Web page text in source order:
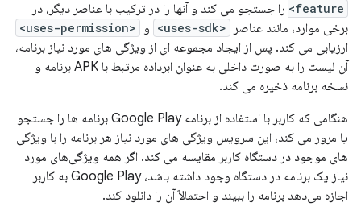
feature>
را جستجو می کند و آنها را در ترکیب با عناصر دیگر، در
برخی موارد، مانند عناصر
<uses-sdk> و <uses-permission>
ارزیابی می کند. پس از ایجاد مجموعه ای از ویژگی های مورد نیاز برنامه،
آن لیست را به صورت داخلی به عنوان ابرداده مرتبط با APK برنامه و
نسخه برنامه ذخیره می کند.
هنگامی که کاربر با استفاده از برنامه Google Play برنامه ها را جستجو
یا مرور می کند، این سرویس ویژگی های مورد نیاز هر برنامه را با ویژگی
های موجود در دستگاه کاربر مقایسه می کند. اگر همه ویژگی‌های مورد
نیاز یک برنامه در دستگاه وجود داشته باشد، Google Play به کاربر
اجازه می‌دهد برنامه را ببیند و احتمالاً آن را دانلود کند.